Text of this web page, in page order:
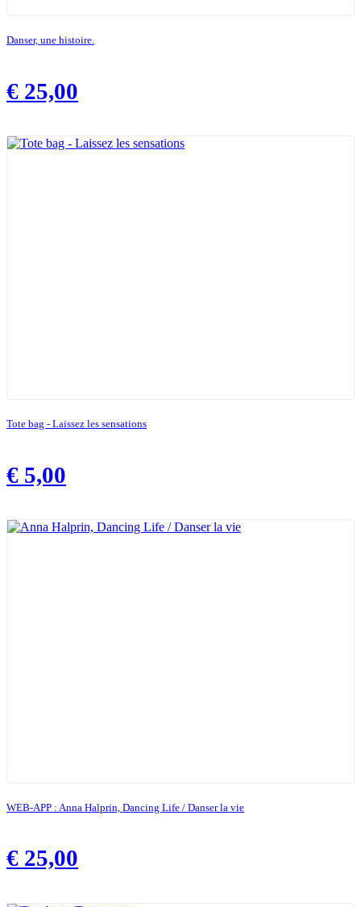
Danser, une histoire.
€ 25,00
Tote bag - Laissez les sensations
€ 5,00
WEB-APP : Anna Halprin, Dancing Life / Danser la vie
€ 25,00